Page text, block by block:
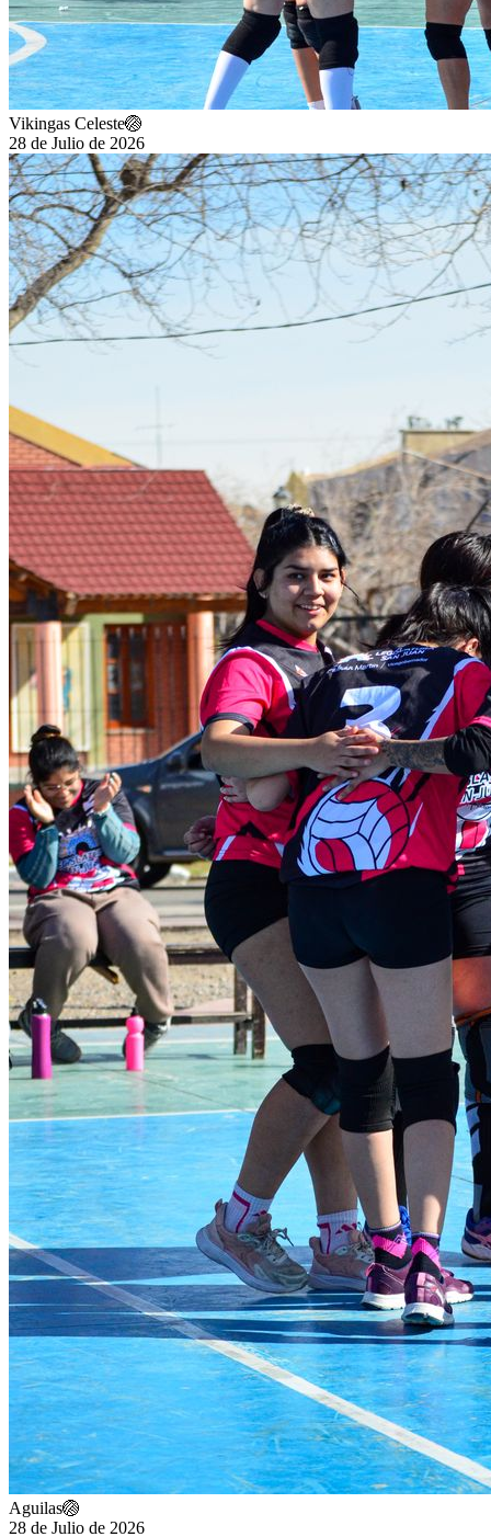
Vikingas Celeste🏐
28 de Julio de 2026
Aguilas🏐
28 de Julio de 2026